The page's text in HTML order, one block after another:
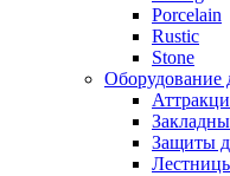
Porcelain
Rustic
Stone
Оборудование
Защиты